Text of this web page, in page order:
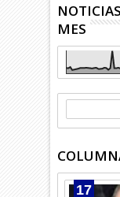
MES
17